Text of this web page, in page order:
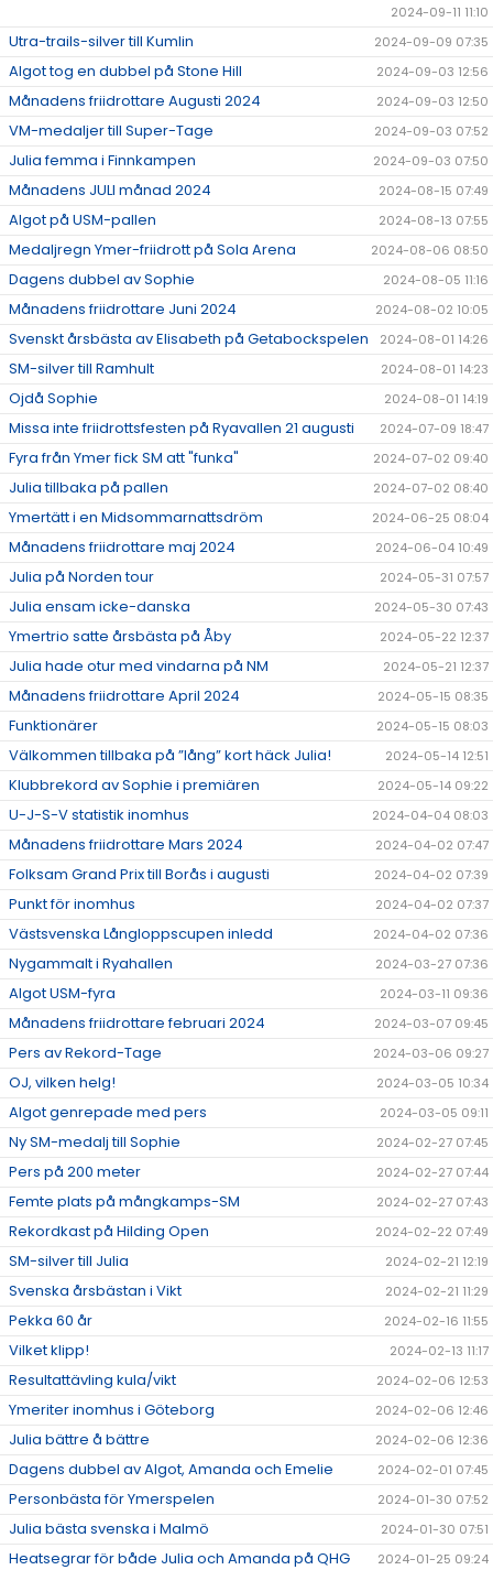
2024-09-11 11:10
Utra-trails-silver till Kumlin 2024-09-09 07:35
Algot tog en dubbel på Stone Hill 2024-09-03 12:56
Månadens friidrottare Augusti 2024 2024-09-03 12:50
VM-medaljer till Super-Tage 2024-09-03 07:52
Julia femma i Finnkampen 2024-09-03 07:50
Månadens JULI månad 2024 2024-08-15 07:49
Algot på USM-pallen 2024-08-13 07:55
Medaljregn Ymer-friidrott på Sola Arena 2024-08-06 08:50
Dagens dubbel av Sophie 2024-08-05 11:16
Månadens friidrottare Juni 2024 2024-08-02 10:05
Svenskt årsbästa av Elisabeth på Getabockspelen 2024-08-01 14:26
SM-silver till Ramhult 2024-08-01 14:23
Ojdå Sophie 2024-08-01 14:19
Missa inte friidrottsfesten på Ryavallen 21 augusti 2024-07-09 18:47
Fyra från Ymer fick SM att "funka" 2024-07-02 09:40
Julia tillbaka på pallen 2024-07-02 08:40
Ymertätt i en Midsommarnattsdröm 2024-06-25 08:04
Månadens friidrottare maj 2024 2024-06-04 10:49
Julia på Norden tour 2024-05-31 07:57
Julia ensam icke-danska 2024-05-30 07:43
Ymertrio satte årsbästa på Åby 2024-05-22 12:37
Julia hade otur med vindarna på NM 2024-05-21 12:37
Månadens friidrottare April 2024 2024-05-15 08:35
Funktionärer 2024-05-15 08:03
Välkommen tillbaka på ”lång” kort häck Julia! 2024-05-14 12:51
Klubbrekord av Sophie i premiären 2024-05-14 09:22
U-J-S-V statistik inomhus 2024-04-04 08:03
Månadens friidrottare Mars 2024 2024-04-02 07:47
Folksam Grand Prix till Borås i augusti 2024-04-02 07:39
Punkt för inomhus 2024-04-02 07:37
Västsvenska Långloppscupen inledd 2024-04-02 07:36
Nygammalt i Ryahallen 2024-03-27 07:36
Algot USM-fyra 2024-03-11 09:36
Månadens friidrottare februari 2024 2024-03-07 09:45
Pers av Rekord-Tage 2024-03-06 09:27
OJ, vilken helg! 2024-03-05 10:34
Algot genrepade med pers 2024-03-05 09:11
Ny SM-medalj till Sophie 2024-02-27 07:45
Pers på 200 meter 2024-02-27 07:44
Femte plats på mångkamps-SM 2024-02-27 07:43
Rekordkast på Hilding Open 2024-02-22 07:49
SM-silver till Julia 2024-02-21 12:19
Svenska årsbästan i Vikt 2024-02-21 11:29
Pekka 60 år 2024-02-16 11:55
Vilket klipp! 2024-02-13 11:17
Resultattävling kula/vikt 2024-02-06 12:53
Ymeriter inomhus i Göteborg 2024-02-06 12:46
Julia bättre å bättre 2024-02-06 12:36
Dagens dubbel av Algot, Amanda och Emelie 2024-02-01 07:45
Personbästa för Ymerspelen 2024-01-30 07:52
Julia bästa svenska i Malmö 2024-01-30 07:51
Heatsegrar för både Julia och Amanda på QHG 2024-01-25 09:24